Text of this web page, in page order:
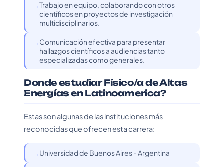
Trabajo en equipo, colaborando con otros
científicos en proyectos de investigación
multidisciplinarios.
Comunicación efectiva para presentar
hallazgos científicos a audiencias tanto
especializadas como generales.
Donde estudiar Físico/a de Altas
Energías en Latinoamerica?
Estas son algunas de las instituciones más
reconocidas que ofrecen esta carrera:
Universidad de Buenos Aires - Argentina